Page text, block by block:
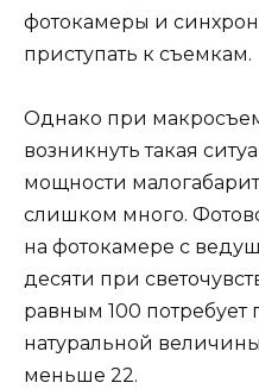
фотокамеры и
приступать к съемкам.
Однако при
возникнуть такая
мощности
слишком много.
на фотокамере с
десяти при
равным 100 потребует
натуральной
меньше 22.